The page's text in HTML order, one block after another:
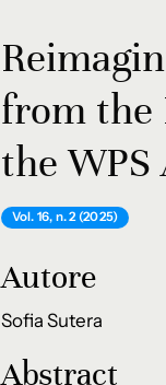
from the
the WPS
Vol. 16, n. 2 (2025)
Autore
Sofia Sutera
Abstract